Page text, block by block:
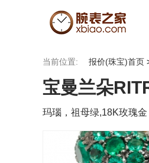
当前位置: 报价(珠宝)首页
宝曼兰朵
玛瑙，祖母绿,18K玫瑰金